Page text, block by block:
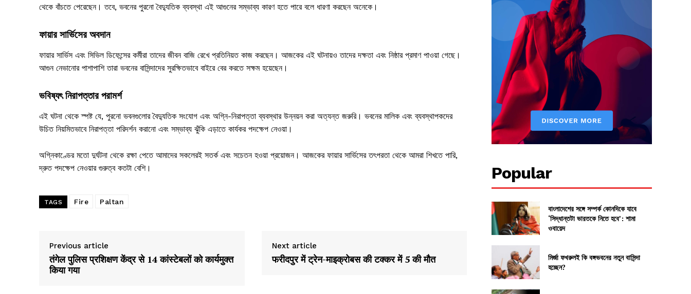
থেকে বাঁচতে পেরেছেন। তবে, ভবনের পুরনো বৈদ্যুতিক ব্যবস্থা এই আগুনের সম্ভাব্য কারণ হতে পারে বলে ধারণা করছেন অনেকে।
ফায়ার সার্ভিসের অবদান
ফায়ার সার্ভিস এবং সিভিল ডিফেন্সের কর্মীরা তাদের জীবন বাজি রেখে প্রতিনিয়ত কাজ করছেন। আজকের এই ঘটনায়ও তাদের দক্ষতা এবং নিষ্ঠার প্রমাণ পাওয়া গেছে।
আগুন নেভানোর পাশাপাশি তারা ভবনের বাসিন্দাদের সুরক্ষিতভাবে বাইরে বের করতে সক্ষম হয়েছেন।
ভবিষ্যৎ নিরাপত্তার পরামর্শ
এই ঘটনা থেকে স্পষ্ট যে, পুরনো ভবনগুলোর বৈদ্যুতিক সংযোগ এবং অগ্নি-নিরাপত্তা ব্যবস্থার উন্নয়ন করা অত্যন্ত জরুরি। ভবনের মালিক এবং ব্যবস্থাপকদের
উচিত নিয়মিতভাবে নিরাপত্তা পরিদর্শন করানো এবং সম্ভাব্য ঝুঁকি এড়াতে কার্যকর পদক্ষেপ নেওয়া।
অগ্নিকাণ্ডের মতো দুর্ঘটনা থেকে রক্ষা পেতে আমাদের সকলেরই সতর্ক এবং সচেতন হওয়া প্রয়োজন। আজকের ফায়ার সার্ভিসের তৎপরতা থেকে আমরা শিখতে পারি,
দ্রুত পদক্ষেপ নেওয়ার গুরুত্ব কতটা বেশি।
TAGS Fire Paltan
Previous article
तंगेल पुलिस प्रशिक्षण केंद्र से 14 कांस्टेबलों को कार्यमुक्त
किया गया
Next article
फरीदपुर में ट्रेन-माइक्रोबस की टक्कर में 5 की मौत
Popular
বাংলাদেশের সঙ্গে সম্পর্ক কোনদিকে যাবে
‘সিদ্ধান্তটা ভারতকে নিতে হবে’: শামা
ওবায়েদ
মির্জা ফখরুলই কি বঙ্গভবনের নতুন বাসিন্দা
হচ্ছেন?